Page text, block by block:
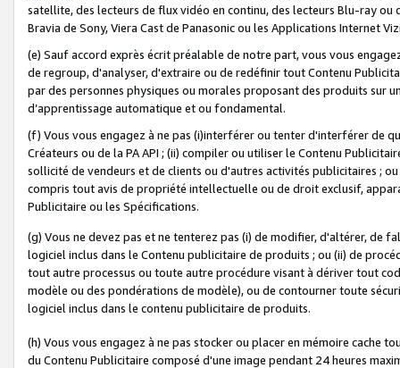
satellite, des lecteurs de flux vidéo en continu, des lecteurs Blu-ray
Bravia de Sony, Viera Cast de Panasonic ou les Applications Internet
(e) Sauf accord exprès écrit préalable de notre part, vous vous
de regroup, d'analyser, d'extraire ou de redéfinir tout Contenu
par des personnes physiques ou morales proposant des produits sur
d’apprentissage automatique et ou fondamental.
(f) Vous vous engagez à ne pas (i)interférer ou tenter d'interférer de
Créateurs ou de la PA API ; (ii) compiler ou utiliser le Contenu
sollicité de vendeurs et de clients ou d'autres activités publicitaires ;
compris tout avis de propriété intellectuelle ou de droit exclusif,
Publicitaire ou les Spécifications.
(g) Vous ne devez pas et ne tenterez pas (i) de modifier, d'altérer, de
logiciel inclus dans le Contenu publicitaire de produits ; ou (ii) de
tout autre processus ou toute autre procédure visant à dériver tout
modèle ou des pondérations de modèle), ou de contourner toute
logiciel inclus dans le contenu publicitaire de produits.
(h) Vous vous engagez à ne pas stocker ou placer en mémoire cache
du Contenu Publicitaire composé d'une image pendant 24 heures